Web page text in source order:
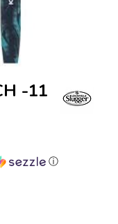
-11
ⓘ